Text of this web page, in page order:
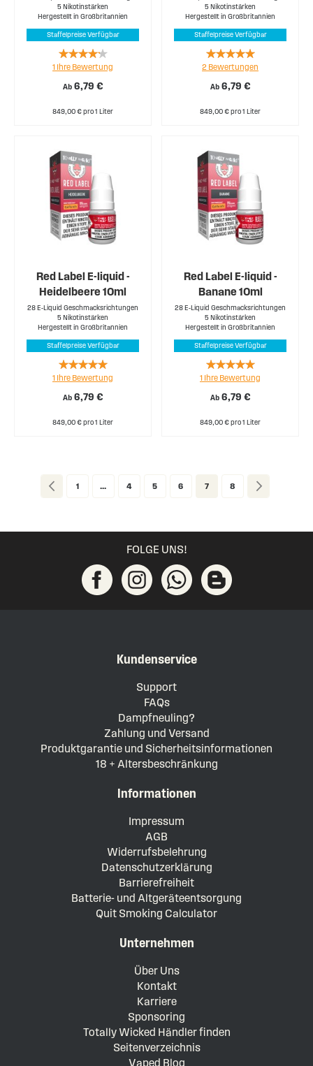
5 Nikotinstärken
Hergestellt in Großbritannien
Staffelpreise Verfügbar
Ab 6,79 €
Rating:
80%
1 Ihre Bewertung
849,00 € pro 1 Liter
5 Nikotinstärken
Hergestellt in Großbritannien
Staffelpreise Verfügbar
Ab 6,79 €
Rating:
100%
2 Bewertungen
849,00 € pro 1 Liter
Red Label E-liquid -
Heidelbeere 10ml
28 E-Liquid Geschmacksrichtungen
5 Nikotinstärken
Hergestellt in Großbritannien
Staffelpreise Verfügbar
Ab 6,79 €
Rating:
100%
1 Ihre Bewertung
849,00 € pro 1 Liter
Red Label E-liquid -
Banane 10ml
28 E-Liquid Geschmacksrichtungen
5 Nikotinstärken
Hergestellt in Großbritannien
Staffelpreise Verfügbar
Ab 6,79 €
Rating:
100%
1 Ihre Bewertung
849,00 € pro 1 Liter
Page Page
Zurück
Page
1 ... Page
4 Page
5 Page
6 You're currently reading
7 Page
8
FOLGE UNS!
Kundenservice
Support
FAQs
Dampfneuling?
Zahlung und Versand
Produktgarantie und Sicherheitsinformationen
18 + Altersbeschränkung
Informationen
Impressum
AGB
Widerrufsbelehrung
Datenschutzerklärung
Barrierefreiheit
Batterie- und Altgeräteentsorgung
Quit Smoking Calculator
Unternehmen
Über Uns
Kontakt
Karriere
Sponsoring
Totally Wicked Händler finden
Seitenverzeichnis
Vaped Blog